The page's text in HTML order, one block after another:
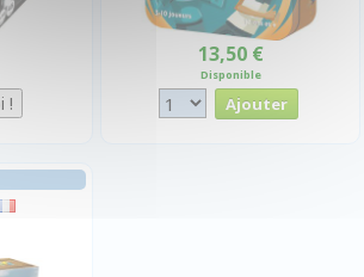
13,50 €
Disponible